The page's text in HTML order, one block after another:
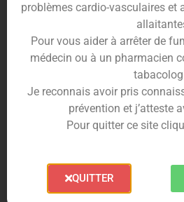
Un arôme
‘arôme naturel citronde
dans un flacon souple de 10ml
enfant. Il est fabriqué en
normes d’hygiène et de
ne doit pas être consommé
citron dans vos DIY e-liquides.
problèmes cardio-vasculaires et
Pour vous aider à arrêter de
médecin ou à un pharmacien
Je reconnais avoir pris
prévention et j’atteste
Pour quitter ce site
QUITTER